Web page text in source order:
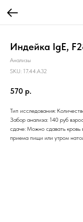
Индейка IgE,
Анализы
SKU: 17.44.A32
570 р.
Тип исследования:
Забор анализа: 140 руб
сдаче: Можно сдавать кровь
приема пищи или утром